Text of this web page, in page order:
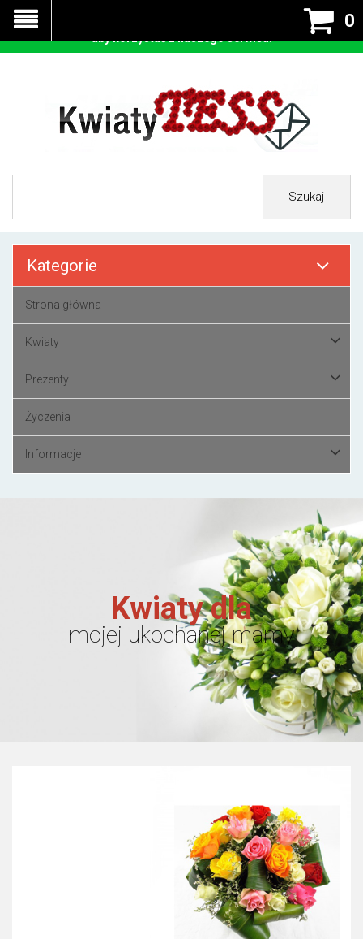
0
Szukaj
Kategorie
Strona główna
Kwiaty
Prezenty
Życzenia
Informacje
Kwiaty dla
mojej ukochanej mamy
Nasza strona korzysta z cookies - czyli tzw ciastek w celu
prawidłowego działania. Zaakceptuj przyjmowanie cookies
aby korzystać z naszego serwisu.